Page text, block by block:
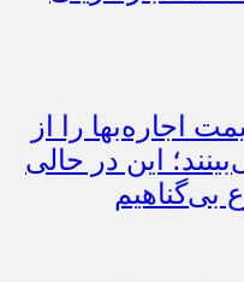
اجاره‌بها را از
این در حالی
بی‌گناهیم